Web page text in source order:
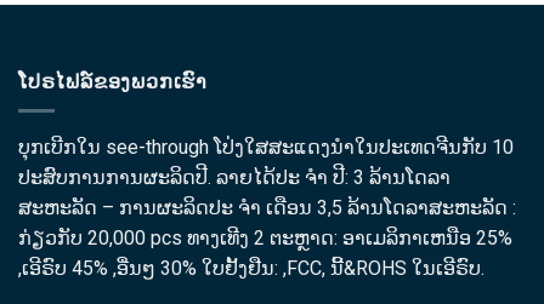
ໂປຣໄຟລ໌ຂອງພວກເຮົາ
ບຸກເບີກໃນ see-through ໂປ່ງໃສສະແດງນໍາໃນປະເທດຈີນກັບ 10
ປະສົບການການຜະລິດປີ. ລາຍໄດ້ປະ ຈຳ ປີ: 3 ລ້ານໂດລາ
ສະຫະລັດ – ການຜະລິດປະ ຈຳ ເດືອນ 3,5 ລ້ານໂດລາສະຫະລັດ :
ກ່ຽວກັບ 20,000 pcs ທາງເທີງ 2 ຕະຫຼາດ: ອາ​ເມລິ​ກາ​ເຫນືອ 25%
,ເອີຣົບ 45% ,ອື່ນໆ 30% ໃບຢັ້ງຢືນ: ,FCC, ນີ້&ROHS ໃນເອີຣົບ.